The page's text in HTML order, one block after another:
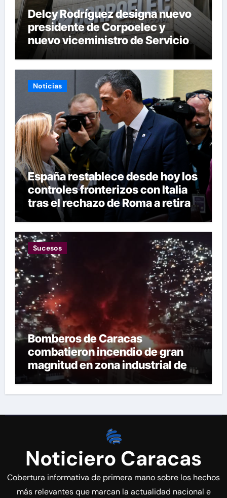
Delcy Rodríguez designa nuevo
presidente de Corpoelec y
nuevo viceministro de Servicios
Eléctricos
Noticias
España restablece desde hoy los
controles fronterizos con Italia
tras el rechazo de Roma a retirar
las restricciones
Sucesos
Bomberos de Caracas
combatieron incendio de gran
magnitud en zona industrial de El
Llanito
Noticiero Caracas
Cobertura informativa de primera mano sobre los hechos
más relevantes que marcan la actualidad nacional e